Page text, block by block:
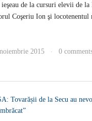
de la cursuri elevii de
Coşeriu Ion şi
2015 · 0